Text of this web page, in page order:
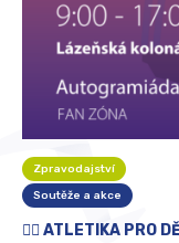
Zpravodajství
Soutěže a akce
🏃‍♂️ ATLETIKA PRO